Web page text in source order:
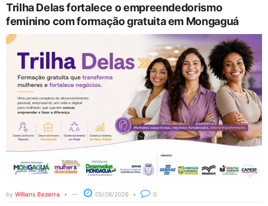
Trilha Delas fortalece o empreendedorismo
feminino com formação gratuita em Mongaguá
by Willians Bezerra 05/08/2026 0